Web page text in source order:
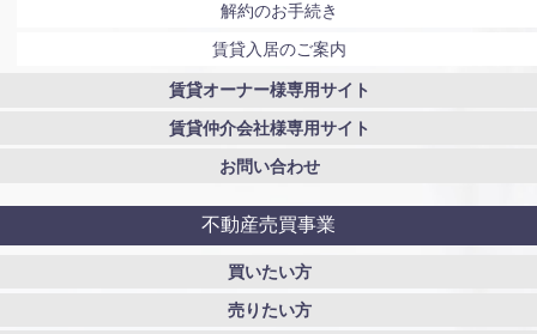
解約のお手続き
賃貸入居のご案内
賃貸オーナー様専用サイト
賃貸仲介会社様専用サイト
お問い合わせ
不動産売買事業
買いたい方
売りたい方